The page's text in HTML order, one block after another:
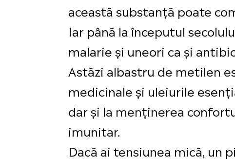
această substanță poate
Iar până la începutul
malarie și uneori ca și
Astăzi albastru de metilen
medicinale și uleiurile
dar și la menținerea
imunitar.
Dacă ai tensiunea mică, un